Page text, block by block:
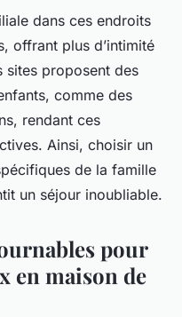
dans ces endroits
offrant plus d’intimité
sites proposent des
comme des
rendant ces
Ainsi, choisir un
de la famille
un séjour inoubliable.
pour
en maison de